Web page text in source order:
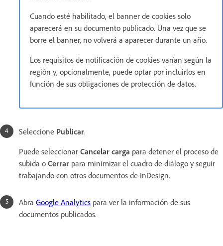
Cuando esté habilitado, el banner de cookies solo
aparecerá en su documento publicado. Una vez que se
borre el banner, no volverá a aparecer durante un año.
Los requisitos de notificación de cookies varían según la
región y, opcionalmente, puede optar por incluirlos en
función de sus obligaciones de protección de datos.
Seleccione Publicar.
Puede seleccionar Cancelar carga para detener el proceso de
subida o Cerrar para minimizar el cuadro de diálogo y seguir
trabajando con otros documentos de InDesign.
Abra Google Analytics para ver la información de sus
documentos publicados.